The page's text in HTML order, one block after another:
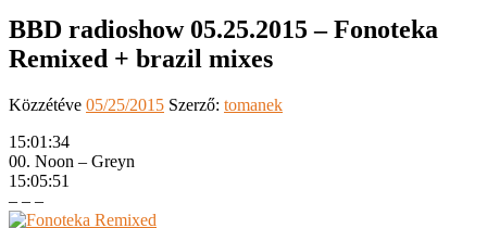
BBD radioshow 05.25.2015 – Fonoteka
Remixed + brazil mixes
Közzétéve 05/25/2015 Szerző: tomanek
15:01:34
00. Noon – Greyn
15:05:51
– – –